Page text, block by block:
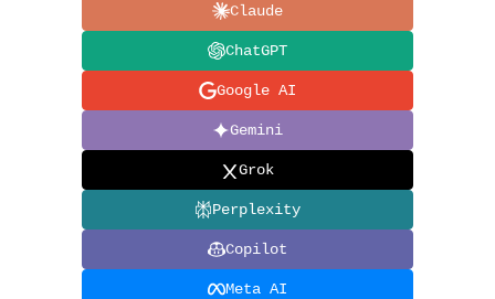
Claude
ChatGPT
Google AI
Gemini
Grok
Perplexity
Copilot
Meta AI